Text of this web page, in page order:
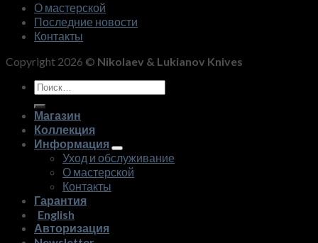
О мастерской
Последние новости
Контакты
Copyright 2026 © Nikolaev & Lukianov Knives
Искать:
Магазин
Коллекция
Информация
Уход и обслуживание
О мастерской
Контакты
Гарантия
English
Авторизация